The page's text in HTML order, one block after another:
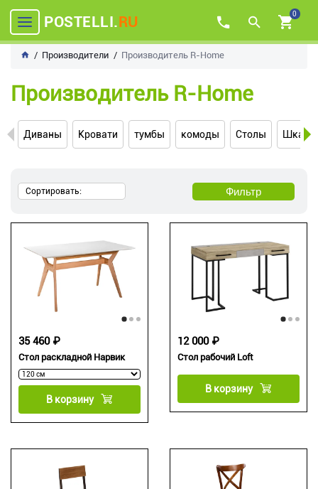
POSTELLI.RU 0
Производители Производитель R-Home
Производитель R-Home
Диваны Кровати тумбы комоды Столы
Сортировать: Фильтр
Стол раскладной Нарвик
35 460 ₽
В корзину
Стол рабочий Loft
12 000 ₽
В корзину